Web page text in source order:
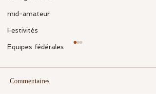
mid-amateur
Festivités
Equipes fédérales
Commentaires